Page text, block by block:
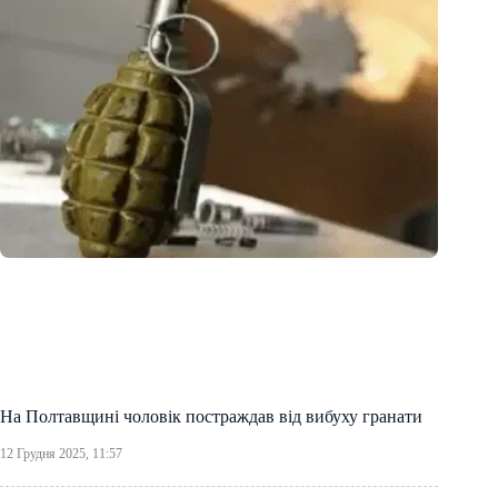
На Полтавщині чоловік постраждав від вибуху гранати
12 Грудня 2025, 11:57